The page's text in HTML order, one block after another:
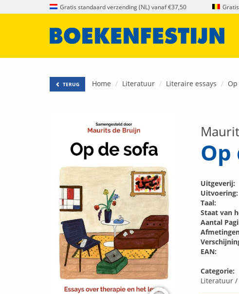
Gratis standaard verzending (NL) vanaf €37,50
TERUG Home Literatuur Literaire essays
Op
Uitgeverij:
Uitvoering:
Taal:
Staat van
Aantal
EAN:
Categorie:
Literatuur /